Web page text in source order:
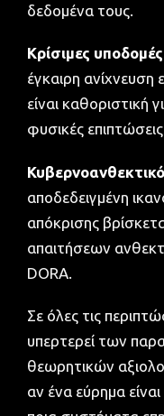
δεδομένα τους.
Κρίσιμες
έγκαιρη
είναι καθοριστική
φυσικές
αποδεδειγμένη
απόκρισης
απαιτήσεων
DORA.
Σε όλες τις
υπερτερεί των
θεωρητικών
αν ένα εύρημα